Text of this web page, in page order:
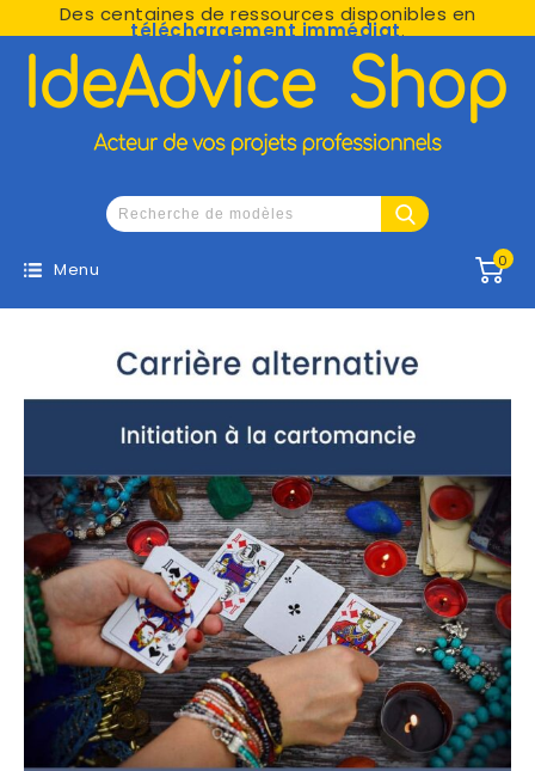
Des centaines de ressources disponibles en
téléchargement immédiat.
Menu 0